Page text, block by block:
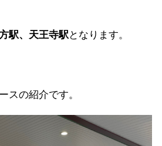
駅、天王寺駅となります。
スの紹介です。